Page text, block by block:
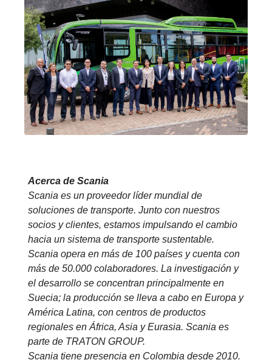
Acerca de Scania
Scania es un proveedor líder mundial de
soluciones de transporte. Junto con nuestros
socios y clientes, estamos impulsando el cambio
hacia un sistema de transporte sustentable.
Scania opera en más de 100 países y cuenta con
más de 50.000 colaboradores. La investigación y
el desarrollo se concentran principalmente en
Suecia; la producción se lleva a cabo en Europa y
América Latina, con centros de productos
regionales en África, Asia y Eurasia. Scania es
parte de TRATON GROUP.
Scania tiene presencia en Colombia desde 2010.